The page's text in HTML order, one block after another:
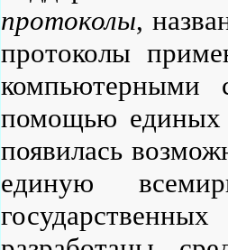
протоколы,
протоколы
компьютерными
помощью единых
появилась
единую